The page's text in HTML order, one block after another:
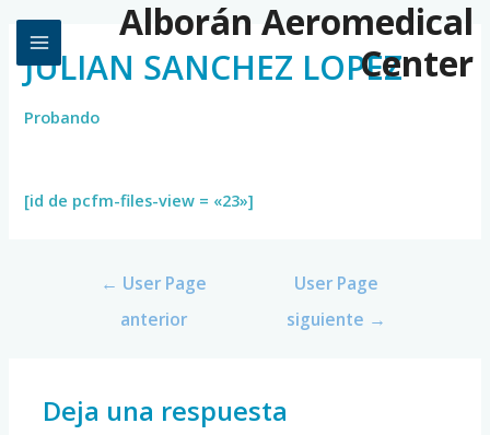
Alborán Aeromedical
Center
JULIAN SANCHEZ LOPEZ
Probando
[id de pcfm-files-view = «23»]
← User Page
anterior
User Page
siguiente →
Deja una respuesta